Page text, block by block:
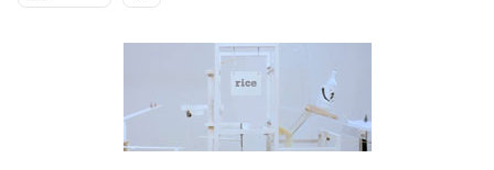
Altrecose
Mondiali calcio 2026